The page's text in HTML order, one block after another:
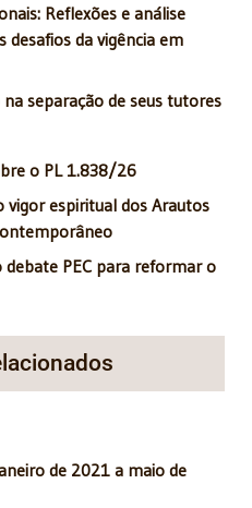
Reflexões e análise
desafios da vigência em
separação de seus tutores
o PL 1.838/26
vigor espiritual dos Arautos
debate PEC para reformar o
de 2021 a maio de